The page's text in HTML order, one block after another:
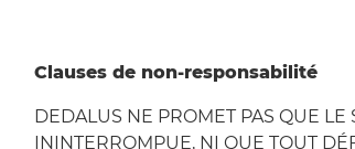
Clauses de non-responsabilité
DEDALUS NE PROMET PAS QUE
ININTERROMPUE, NI QUE TOUT